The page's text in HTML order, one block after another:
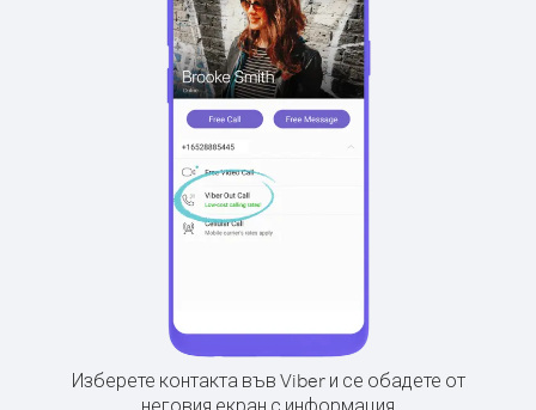
Изберете контакта във Viber и се обадете от
неговия екран с информация